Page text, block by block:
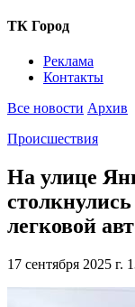
ТК Город
Реклама
Контакты
Все новости Архив
Происшествия
На улице
легковой
17 сентября 2025 г.